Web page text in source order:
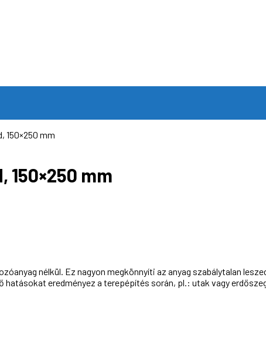
150×250 mm
150×250 mm
nélkül. Ez nagyon megkönnyíti az anyag szabálytalan
hatásokat eredményez a terepépítés során, pl.: utak vagy